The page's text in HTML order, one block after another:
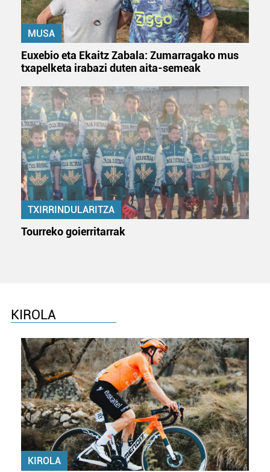
MUSA
Euxebio eta Ekaitz Zabala: Zumarragako mus
txapelketa irabazi duten aita-semeak
TXIRRINDULARITZA
Tourreko goierritarrak
KIROLA
KIROLA